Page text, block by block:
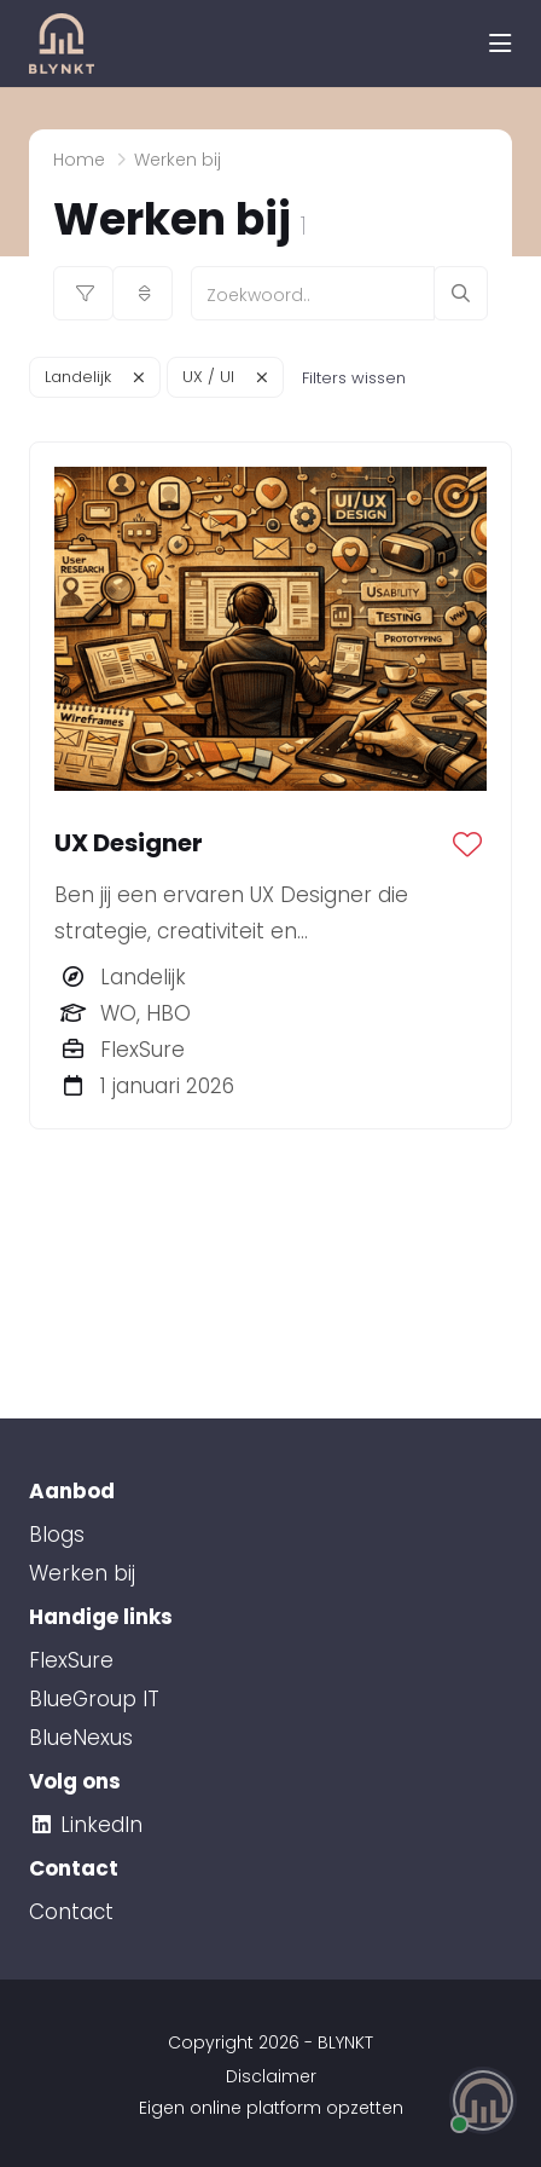
Home Werken bij
Werken bij 1
Landelijk UX / UI Filters wissen
UX Designer
Ben jij een ervaren UX Designer die
strategie, creativiteit en
gebruiksvriendelijkheid moeiteloos
combineert?
Landelijk
WO, HBO
FlexSure
1 januari 2026
Aanbod
Blogs
Werken bij
Handige links
FlexSure
BlueGroup IT
BlueNexus
Volg ons
LinkedIn
Contact
Contact
Copyright 2026 - BLYNKT
Disclaimer
Eigen online platform opzetten